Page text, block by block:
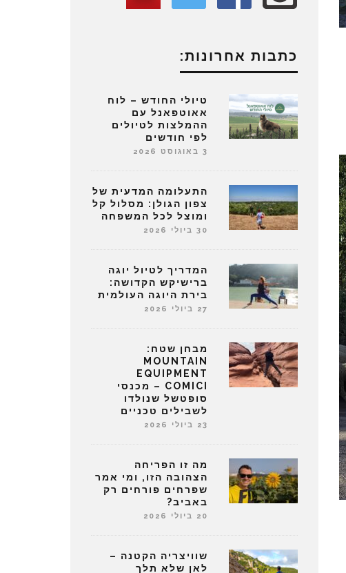
כתבות אחרונות:
טיולי החודש – לוח
אאוטפאנל עם
ההמלצות לטיולים
לפי חודשים
3 באוגוסט 2026
התעלומה המדעית של
צפון הגולן: מסלול קל
ומוצל לכל המשפחה
30 ביולי 2026
המדריך לטיול יוגה
ברישיקש הקדושה:
בירת היוגה העולמית
27 ביולי 2026
מבחן שטח:
MOUNTAIN
EQUIPMENT
COMICI – מכנסי
סופטשל שנולדו
לשבילים טכניים
23 ביולי 2026
מה זו הפריחה
הצהובה הזו, ומי אמר
שפרחים פורחים רק
באביב?
20 ביולי 2026
שוויצריה הקטנה –
לאן שלא תלך